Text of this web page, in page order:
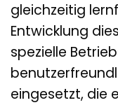
gleichzeitig
Entwicklung
spezielle
eingesetzt, die